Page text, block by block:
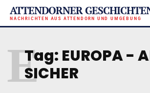
ATTENDORNER
NACHRICHTEN AUS ATTENDORN UND UMGEBUNG
Tag: EUROPA -
SICHER
E